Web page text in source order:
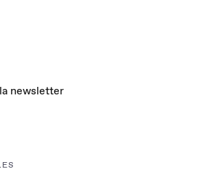
newsletter